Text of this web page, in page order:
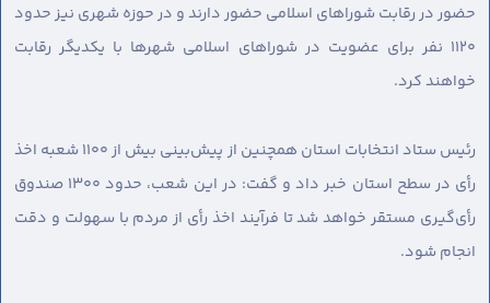
حضور در رقابت‌ شوراهای اسلامی حضور دارند و در حوزه شهری نیز حدود
۱۱۲۰ نفر برای عضویت در شوراهای اسلامی شهرها با یکدیگر رقابت
خواهند کرد.
رئیس ستاد انتخابات استان همچنین از پیش‌بینی بیش از ۱۱۰۰ شعبه اخذ
رأی در سطح استان خبر داد و گفت: در این شعب، حدود ۱۳۰۰ صندوق
رأی‌گیری مستقر خواهد شد تا فرآیند اخذ رأی از مردم با سهولت و دقت
انجام شود.